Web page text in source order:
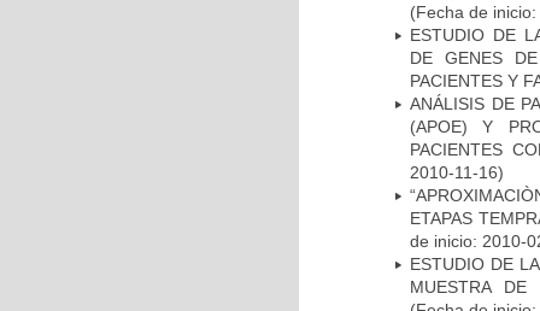
(Fecha de
ESTUDIO DE
DE GENES
PACIENTES Y
ANÁLISIS DE
(APOE) Y
PACIENTES
2010-11-16)
ETAPAS
de inicio: 2010-
ESTUDIO DE
MUESTRA DE